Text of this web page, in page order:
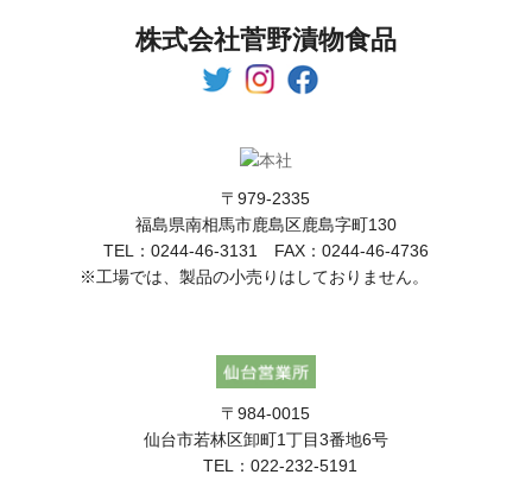
株式会社菅野漬物食品
〒979-2335
福島県南相馬市鹿島区鹿島字町130
TEL：0244-46-3131 FAX：0244-46-4736
※工場では、製品の小売りはしておりません。
〒984-0015
仙台市若林区卸町1丁目3番地6号
TEL：022-232-5191